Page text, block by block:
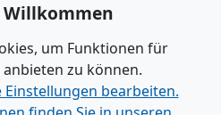
um Funktionen für
zu können.
Einstellungen bearbeiten.